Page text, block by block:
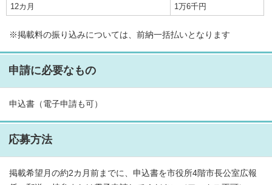
12カ月
1万6千円
※掲載料の振り込みについては、前納一括払いとなります
申請に必要なもの
申込書（電子申請も可）
応募方法
掲載希望月の約2カ月前までに、申込書を市役所4階市長公室広報